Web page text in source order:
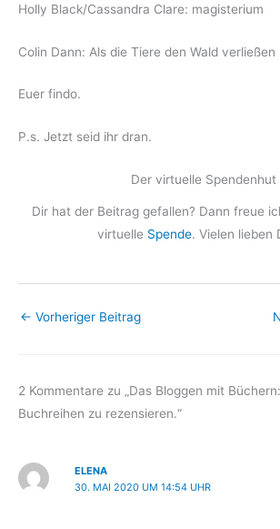
Holly Black/Cassandra Clare: magisterium
Colin Dann: Als die Tiere den Wald verließen
Euer findo.
P.s. Jetzt seid ihr dran.
Der virtuelle Spendenhut
Dir hat der Beitrag gefallen? Dann freue
virtuelle Spende. Vielen lieben
← Vorheriger Beitrag
2 Kommentare zu „Das Bloggen mit
Buchreihen zu rezensieren.“
ELENA
30. MAI 2020 UM 14:54 UHR